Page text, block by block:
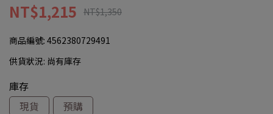
NT$1,215 NT$1,350
商品編號: 4562380729491
供貨狀況: 尚有庫存
庫存
現貨
預購